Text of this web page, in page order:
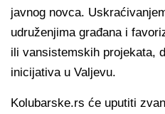
javnog novca.
udruženjima građana i
ili vansistemskih projekata,
inicijativa u Valjevu.
Kolubarske.rs će uputiti